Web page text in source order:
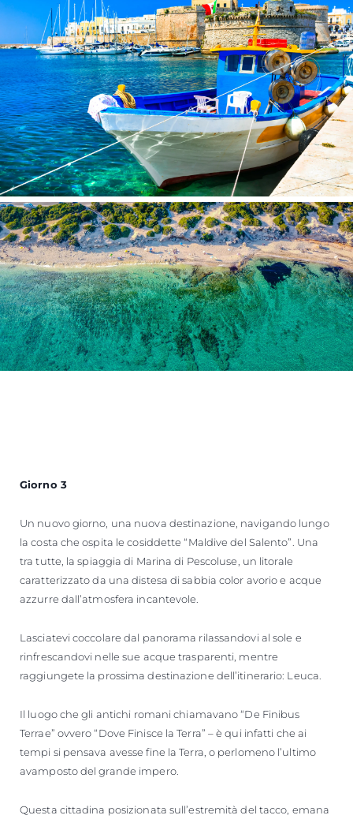
Giorno 3
Un nuovo giorno, una nuova destinazione, navigando lungo
la costa che ospita le cosiddette “Maldive del Salento”. Una
tra tutte, la spiaggia di Marina di Pescoluse, un litorale
caratterizzato da una distesa di sabbia color avorio e acque
azzurre dall’atmosfera incantevole.
Lasciatevi coccolare dal panorama rilassandovi al sole e
rinfrescandovi nelle sue acque trasparenti, mentre
raggiungete la prossima destinazione dell’itinerario: Leuca.
Il luogo che gli antichi romani chiamavano “De Finibus
Terrae” ovvero “Dove Finisce la Terra” – è qui infatti che ai
tempi si pensava avesse fine la Terra, o perlomeno l’ultimo
avamposto del grande impero.
Questa cittadina posizionata sull’estremità del tacco, emana